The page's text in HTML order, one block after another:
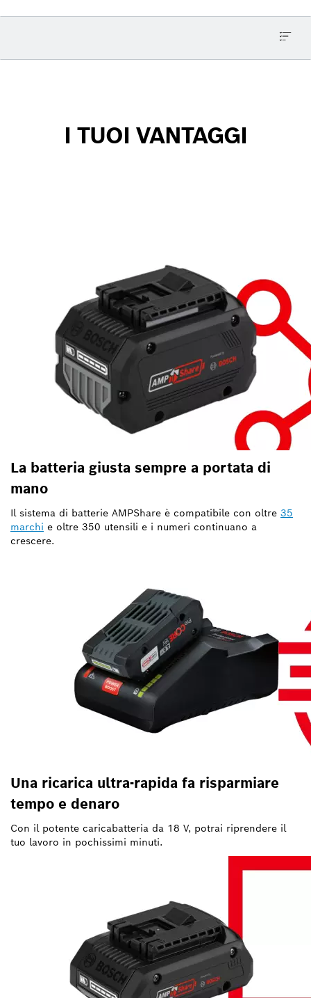
I TUOI VANTAGGI
La batteria giusta sempre a portata di
mano
Il sistema di batterie AMPShare è compatibile con oltre 35
marchi e oltre 350 utensili e i numeri continuano a
crescere.
Una ricarica ultra-rapida fa risparmiare
tempo e denaro
Con il potente caricabatteria da 18 V, potrai riprendere il
tuo lavoro in pochissimi minuti.